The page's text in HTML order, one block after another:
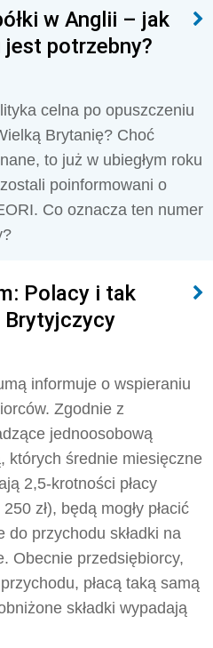
w Anglii – jak
potrzebny?
celna po opuszczeniu
Brytanię? Choć
to już w ubiegłym roku
poinformowani o
Co oznacza ten numer
Polacy i tak
Brytyjczycy
informuje o wspieraniu
Zgodnie z
jednoosobową
których średnie miesięczne
2,5-krotności płacy
zł), będą mogły płacić
do przychodu składki na
Obecnie przedsiębiorcy,
płacą taką samą
składki wypadają